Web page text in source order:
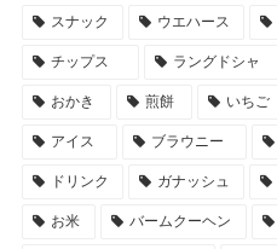
スナック ウエハース
チップス ラングドシャ
おかき 煎餅 いちご
アイス ブラウニー
ドリンク ガナッシュ
お米 バームクーヘン